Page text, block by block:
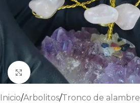
Haga clic para ampliar
Inicio/Arbolitos/Tronco de alambre